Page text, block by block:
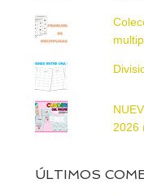
2026
ÚLTIMOS